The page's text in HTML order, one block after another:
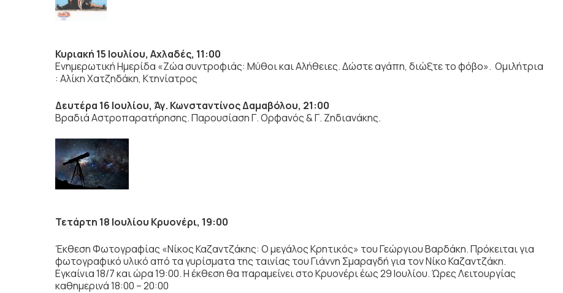
Κυριακή 15 Ιουλίου, Αχλαδές, 11:00
Ενημερωτική Ημερίδα «Ζώα συντροφιάς: Μύθοι και Αλήθειες. Δώστε αγάπη, διώξτε το φόβο». Ομιλήτρια
: Αλίκη Χατζηδάκη, Κτηνίατρος
Δευτέρα 16 Ιουλίου, Άγ. Κωνσταντίνος Δαμαβόλου, 21:00
Βραδιά Αστροπαρατήρησης. Παρουσίαση Γ. Ορφανός & Γ. Ζηδιανάκης.
Τετάρτη 18 Ιουλίου Κρυονέρι, 19:00
Έκθεση Φωτογραφίας «Νίκος Καζαντζάκης: Ο μεγάλος Κρητικός» του Γεώργιου Βαρδάκη. Πρόκειται για
φωτογραφικό υλικό από τα γυρίσματα της ταινίας του Γιάννη Σμαραγδή για τον Νίκο Καζαντζάκη.
Εγκαίνια 18/7 και ώρα 19:00. Η έκθεση θα παραμείνει στο Κρυονέρι έως 29 Ιουλίου. Ώρες Λειτουργίας
καθημερινά 18:00 – 20:00